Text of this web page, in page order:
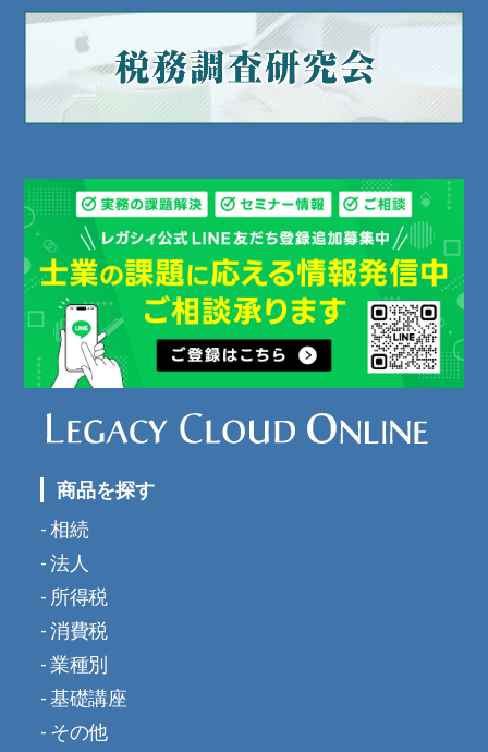
商品を探す
相続
法人
所得税
消費税
業種別
基礎講座
その他